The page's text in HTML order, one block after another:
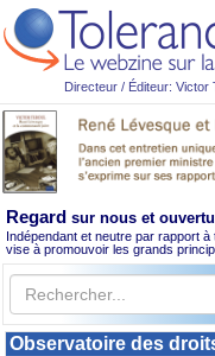
Directeur / Éditeur: Victor
Regard sur nous et
Indépendant et neutre par rapport
vise à promouvoir les grands
Observatoire des